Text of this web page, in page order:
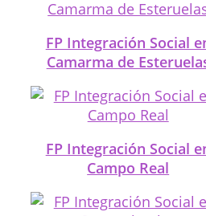
FP Integración Social
Camarma de
FP Integración Social
Campo Real